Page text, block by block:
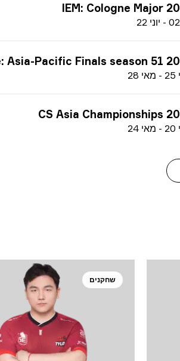
IEM: Cologne Major
02
- יוני 22
League: Asia-Pacific Finals season 51
25
- מאי 28
CS Asia Championships
20
- מאי 24
שחקנים